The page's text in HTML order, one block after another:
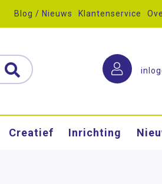
Blog / Nieuws Klantenservice
Creatief Inrichting